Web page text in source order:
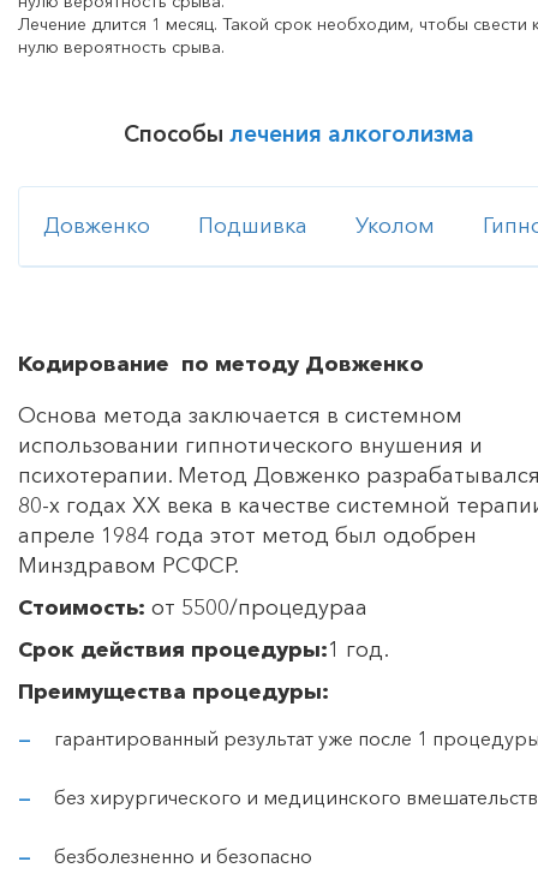
Лечение длится 1 месяц. Такой срок необходим, чтобы свести
нулю вероятность срыва.
Способы лечения алкоголизма
Довженко Подшивка Уколом
Кодирование по методу Довженко
Основа метода заключается в системном
использовании гипнотического внушения и
психотерапии. Метод Довженко
80-х годах ХХ века в качестве системной
апреле 1984 года этот метод был одобрен
Минздравом РСФСР.
Стоимость: от 5500/процедураа
Срок действия процедуры:1 год.
Преимущества процедуры:
гарантированный результат уже после 1
без хирургического и медицинского
безболезненно и безопасно